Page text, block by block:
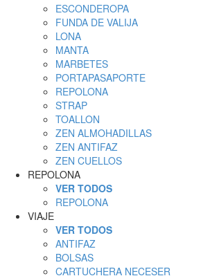
ESCONDEROPA
FUNDA DE VALIJA
LONA
MANTA
MARBETES
PORTAPASAPORTE
REPOLONA
STRAP
TOALLON
ZEN ALMOHADILLAS
ZEN ANTIFAZ
ZEN CUELLOS
REPOLONA
VER TODOS
REPOLONA
VIAJE
VER TODOS
ANTIFAZ
BOLSAS
CARTUCHERA NECESER